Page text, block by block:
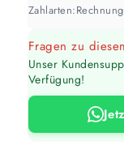
Zahlarten:
Fragen zu
Unser
Verfügung!